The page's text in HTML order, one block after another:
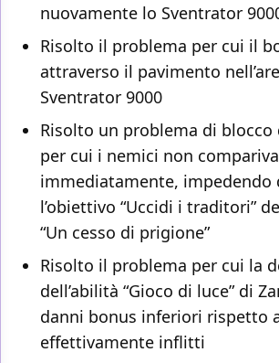
nuovamente lo Sventrator
Risolto il problema per cui il
attraverso il pavimento
Sventrator 9000
Risolto un problema di blocco
per cui i nemici non
immediatamente, impedendo
l’obiettivo “Uccidi i traditori”
“Un cesso di prigione”
Risolto il problema per cui la
dell’abilità “Gioco di luce” di
danni bonus inferiori rispetto
effettivamente inflitti